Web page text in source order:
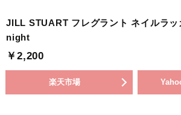
JILL STUART フレグラント ネイルラ
night
￥2,200
楽天市場